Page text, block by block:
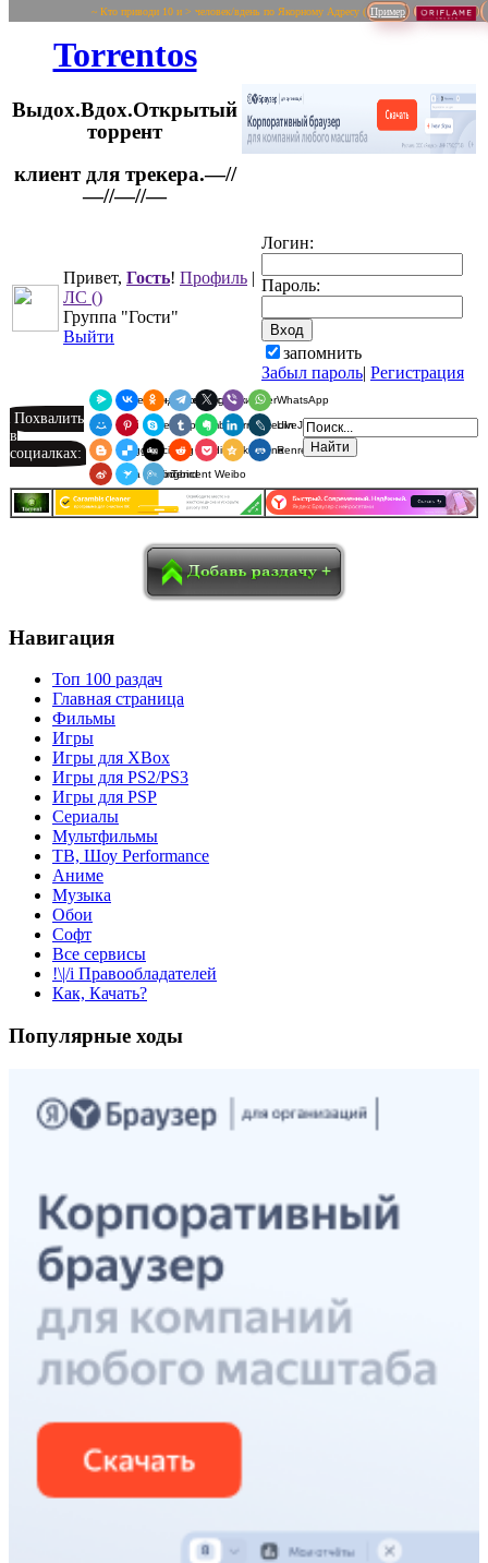
~ Кто приводи 10 и > человек/вдень по Якорному Адресу ( Пример
Torrentos
Выдох.Вдох.Открытый
торрент
Привет, Гость! Профиль |
ЛС ()
Группа "Гости"
Выйти
Логин:
Пароль:
запомнить
Забыл пароль| Регистрация
Похвалить
в
социалках:
Я.Мессенджер
ВКонтакте
Одноклассники
Telegram
X ViberWhatsApp
Мой МирPinterest
SkypeTumblrEvernoteLinkedInLiveJournal
BloggerDelicious
Digg redditPocketQzoneRenren
Sina Weibo
SurfingbirdTencent Weibo
Навигация
Топ 100 раздач
Главная страница
Фильмы
Игры
Игры для XBox
Игры для PS2/PS3
Игры для PSP
Сериалы
Мультфильмы
ТВ, Шоу Performance
Аниме
Музыка
Обои
Софт
Все сервисы
!\|/i Правообладателей
Как, Качать?
Популярные ходы